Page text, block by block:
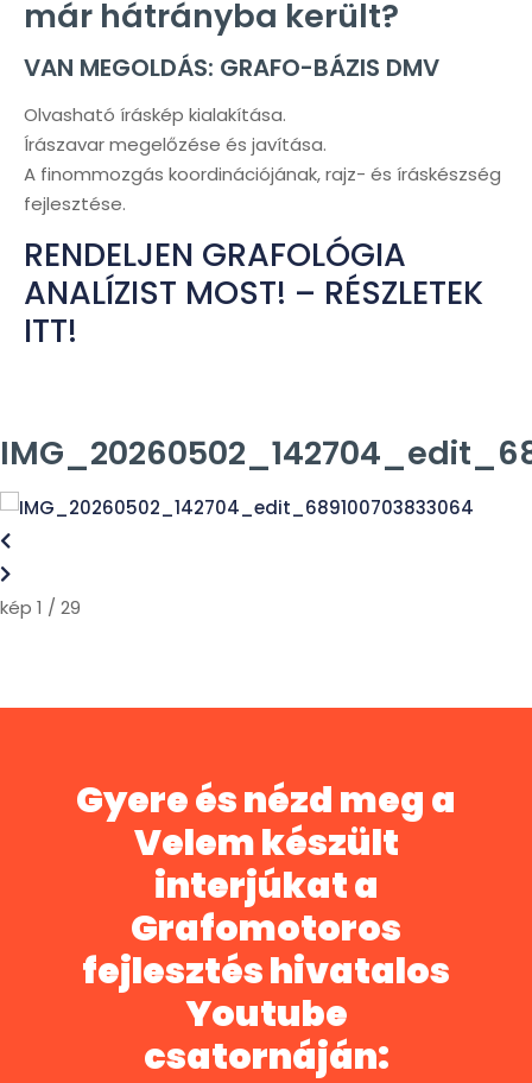
már hátrányba került?
VAN MEGOLDÁS: GRAFO-BÁZIS DMV
Olvasható íráskép kialakítása.
Írászavar megelőzése és javítása.
A finommozgás koordinációjának, rajz- és íráskészség
fejlesztése.
RENDELJEN GRAFOLÓGIA
ANALÍZIST MOST! – RÉSZLETEK
ITT!
kép 1 / 29
Gyere és nézd meg a
Velem készült
interjúkat a
Grafomotoros
fejlesztés hivatalos
Youtube
csatornáján: